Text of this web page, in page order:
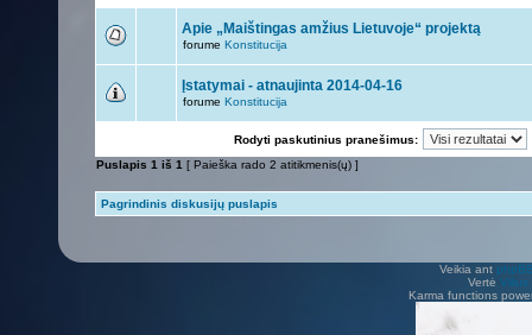
Apie „Maištingas amžius Lietuvoje“ projektą
forume Konstitucija
Įstatymai - atnaujinta 2014-04-16
forume Konstitucija
Rodyti paskutinius pranešimus:
Puslapis 1 iš 1 [ Paieška rado 2 atitikmenis(ų) ]
Pagrindinis diskusijų puslapis
Veikia ant
Vertė Vilius
Karma functions